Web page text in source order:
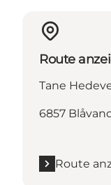
Route
Tane
6857
Route